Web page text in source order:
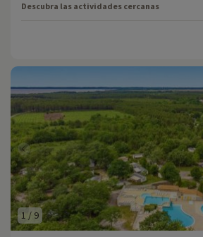
Descubra las actividades cercanas
1 / 9